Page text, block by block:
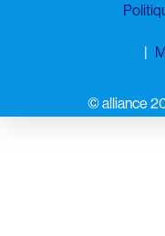
©️ alliance